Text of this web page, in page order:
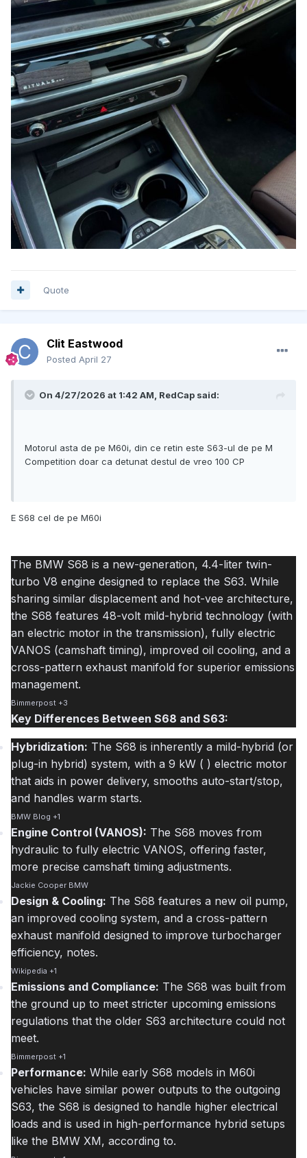
Quote
Clit Eastwood
Posted April 27
On 4/27/2026 at 1:42 AM, RedCap said:
Motorul asta de pe M60i, din ce retin este S63-ul de pe M
Competition doar ca detunat destul de vreo 100 CP
E S68 cel de pe M60i
The BMW S68 is a new-generation, 4.4-liter twin-
turbo V8 engine designed to replace the S63. While
sharing similar displacement and hot-vee architecture,
the S68 features 48-volt mild-hybrid technology (with
an electric motor in the transmission), fully electric
VANOS (camshaft timing), improved oil cooling, and a
cross-pattern exhaust manifold for superior emissions
management.
Bimmerpost +3
Key Differences Between S68 and S63:
Hybridization: The S68 is inherently a mild-hybrid (or
plug-in hybrid) system, with a 9 kW ( ) electric motor
that aids in power delivery, smooths auto-start/stop,
and handles warm starts.
BMW Blog +1
Engine Control (VANOS): The S68 moves from
hydraulic to fully electric VANOS, offering faster,
more precise camshaft timing adjustments.
Jackie Cooper BMW
Design & Cooling: The S68 features a new oil pump,
an improved cooling system, and a cross-pattern
exhaust manifold designed to improve turbocharger
efficiency, notes.
Wikipedia +1
Emissions and Compliance: The S68 was built from
the ground up to meet stricter upcoming emissions
regulations that the older S63 architecture could not
meet.
Bimmerpost +1
Performance: While early S68 models in M60i
vehicles have similar power outputs to the outgoing
S63, the S68 is designed to handle higher electrical
loads and is used in high-performance hybrid setups
like the BMW XM, according to.